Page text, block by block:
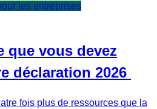
les entreprises
que vous devez
déclaration 2026
fois plus de ressources que la